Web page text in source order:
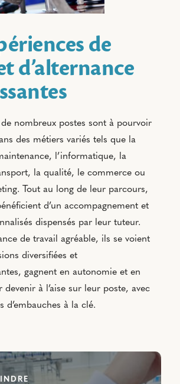
de
d’alternance
nombreux postes sont à pourvoir
des métiers variés tels que la
l’informatique, la
la qualité, le commerce ou
Tout au long de leur parcours,
d’un accompagnement et
dispensés par leur tuteur.
de travail agréable, ils se voient
diversifiées et
gagnent en autonomie et en
devenir à l’aise sur leur poste, avec
d’embauches à la clé.